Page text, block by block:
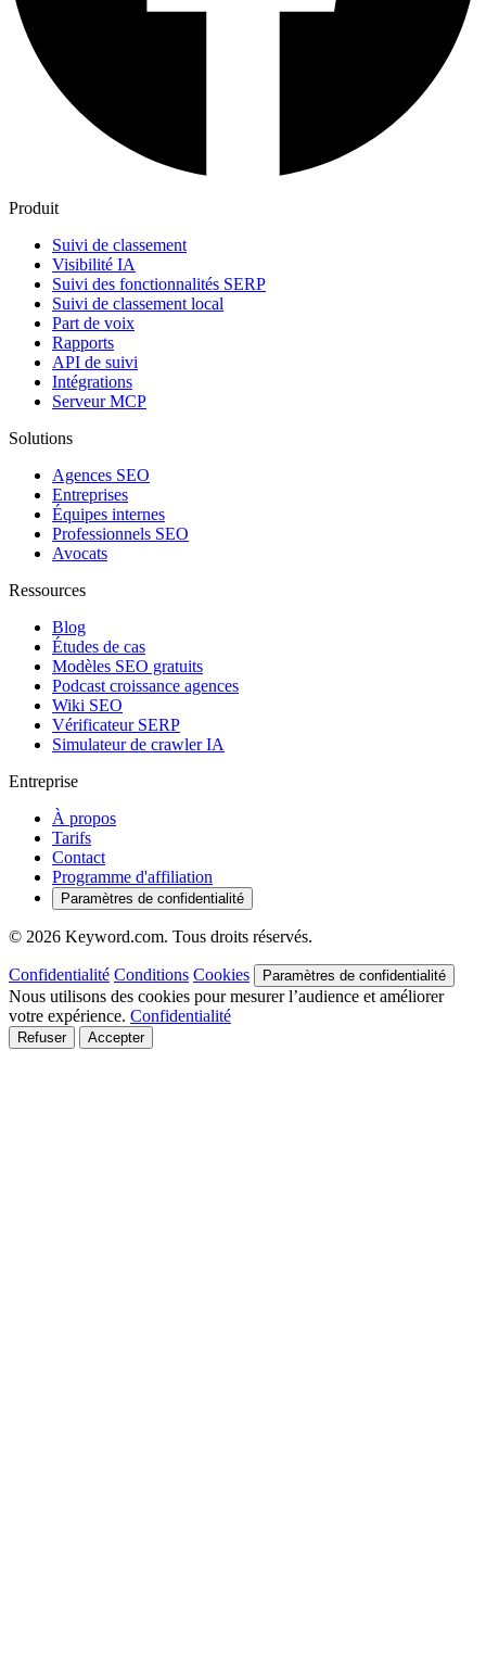
Produit
Suivi de classement
Visibilité IA
Suivi des fonctionnalités SERP
Suivi de classement local
Part de voix
Rapports
API de suivi
Intégrations
Serveur MCP
Solutions
Agences SEO
Entreprises
Équipes internes
Professionnels SEO
Avocats
Ressources
Blog
Études de cas
Modèles SEO gratuits
Podcast croissance agences
Wiki SEO
Vérificateur SERP
Simulateur de crawler IA
Entreprise
À propos
Tarifs
Contact
Programme d'affiliation
Paramètres de confidentialité
© 2026 Keyword.com. Tous droits réservés.
Confidentialité Conditions Cookies Paramètres de confidentialité
Nous utilisons des cookies pour mesurer l’audience et améliorer
votre expérience. Confidentialité
Refuser Accepter